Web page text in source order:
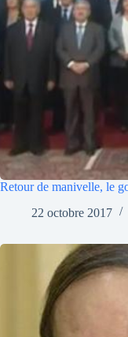
Retour de manivelle, le
22 octobre 2017